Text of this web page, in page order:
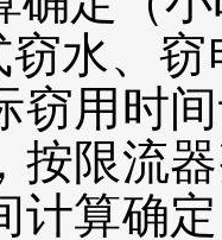
窃水、
窃用时
按限流
计算确